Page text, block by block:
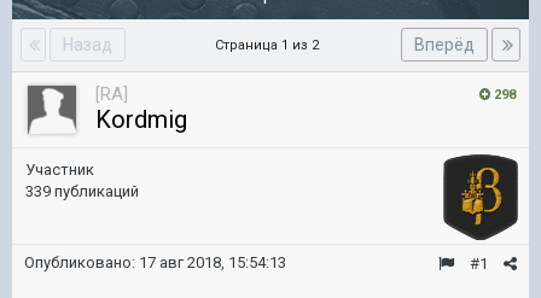
Назад Вперёд
Страница 1 из 2
298
[RA]
Kordmig
Участник
339 публикаций
#1
Опубликовано: 17 авг 2018, 15:54:13